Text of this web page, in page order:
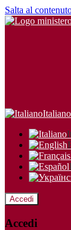
Salta al
Italiano
Accedi
Accedi